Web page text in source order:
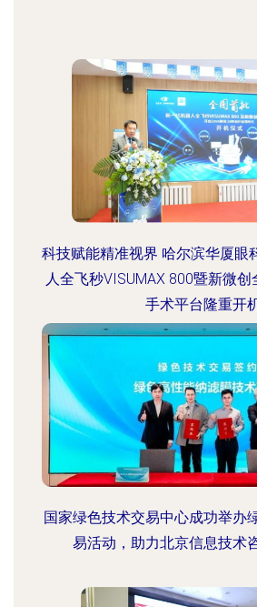
科技赋能精准视界 哈尔滨华厦眼
人全飞秒VISUMAX 800暨新微创
手术平台隆重开
国家绿色技术交易中心成功举办
易活动，助力北京信息技术